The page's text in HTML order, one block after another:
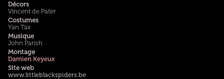
Décors
Vincent de Pater
Costumes
Yan Tax
Musique
John Parish
Montage
Damien Keyeux
Site web
www.littleblackspiders.be